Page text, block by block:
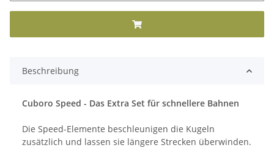
Beschreibung
Cuboro Speed - Das Extra Set für schnellere Bahnen
Die Speed-Elemente beschleunigen die Kugeln
zusätzlich und lassen sie längere Strecken überwinden.